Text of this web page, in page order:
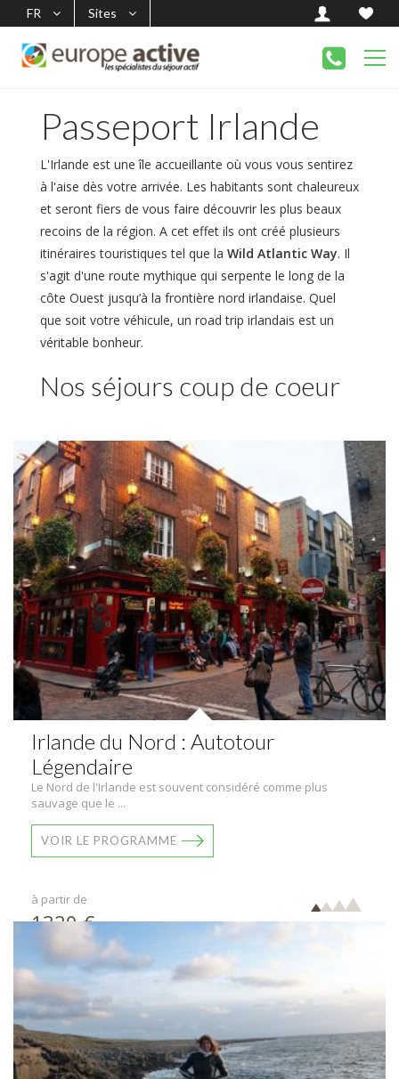
FR Sites
Passeport Irlande
L'Irlande est une île accueillante où vous vous sentirez
à l'aise dès votre arrivée. Les habitants sont chaleureux
et seront fiers de vous faire découvrir les plus beaux
recoins de la région. A cet effet ils ont créé plusieurs
itinéraires touristiques tel que la Wild Atlantic Way. Il
s'agit d'une route mythique qui serpente le long de la
côte Ouest jusqu’à la frontière nord irlandaise. Quel
que soit votre véhicule, un road trip irlandais est un
véritable bonheur.
Nos séjours coup de coeur
Irlande du Nord : Autotour
Légendaire
Le Nord de l'Irlande est souvent considéré comme plus
sauvage que le ...
VOIR LE PROGRAMME
à partir de
1320 €par pers.